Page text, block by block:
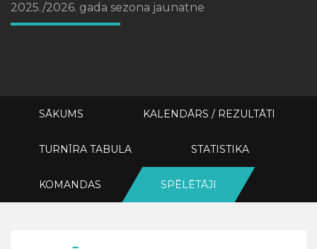
2025./2026. gada sezona jaunatne
SĀKUMS KALENDĀRS / REZULTĀTI
TURNĪRA TABULA STATISTIKA
KOMANDAS SPĒLĒTĀJI